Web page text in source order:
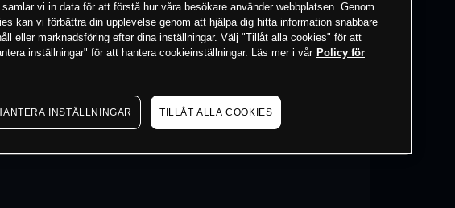
vi in data för att förstå hur våra besökare använder webbplatsen. Genom
kan vi förbättra din upplevelse genom att hjälpa dig hitta information snabbare
eller marknadsföring efter dina inställningar. Välj "Tillåt alla cookies" för att
inställningar" för att hantera cookieinställningar. Läs mer i vår Policy för
INSTÄLLNINGAR TILLÅT ALLA COOKIES